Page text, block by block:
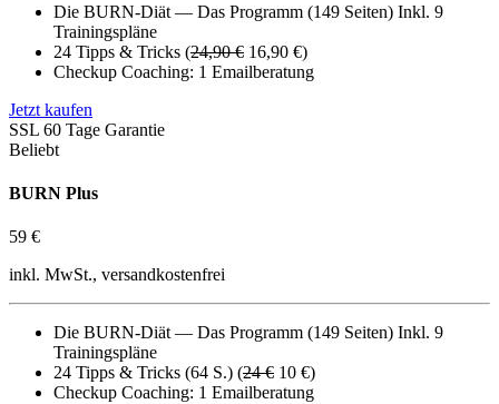
Die BURN-Diät — Das Programm (149 Seiten) Inkl. 9
Trainingspläne
24 Tipps & Tricks (24,90 € 16,90 €)
Checkup Coaching: 1 Emailberatung
Jetzt kaufen
SSL 60 Tage Garantie
Beliebt
BURN Plus
59 €
inkl. MwSt., versandkostenfrei
Die BURN-Diät — Das Programm (149 Seiten) Inkl. 9
Trainingspläne
24 Tipps & Tricks (64 S.) (24 € 10 €)
Checkup Coaching: 1 Emailberatung